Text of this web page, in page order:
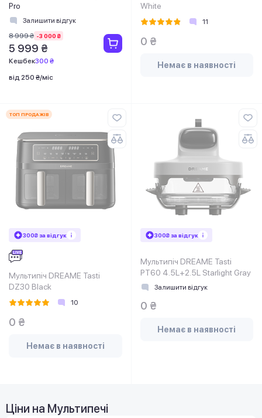
Pro
Залишити відгук
8 999 ₴ -3 000 ₴
5 999 ₴
Кешбек300 ₴
від 250 ₴/міс
White
11
0 ₴
Немає в наявності
ТОП ПРОДАЖІВ
300₴ за відгук
Мультипіч DREAME Tasti
DZ30 Black
10
0 ₴
Немає в наявності
300₴ за відгук
Мультипіч DREAME Tasti
PT60 4.5L+2.5L Starlight Gray
Залишити відгук
0 ₴
Немає в наявності
Ціни на Мультипечі